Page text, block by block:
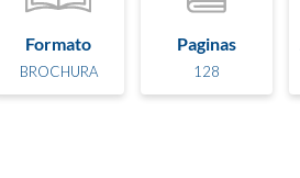
Formato
BROCHURA
Paginas
128